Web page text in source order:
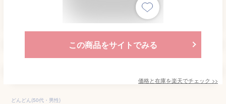
この商品をサイトでみる
価格と在庫を楽天でチェック >>
どんどん(50代・男性)